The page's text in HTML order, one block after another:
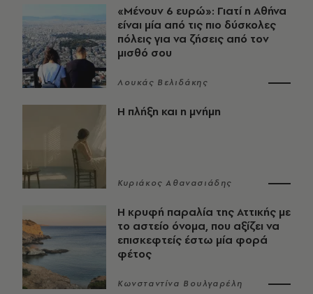
«Μένουν 6 ευρώ»: Γιατί η Αθήνα
είναι μία από τις πιο δύσκολες
πόλεις για να ζήσεις από τον
μισθό σου
Λουκάς Βελιδάκης
Η πλήξη και η μνήμη
Κυριάκος Αθανασιάδης
Η κρυφή παραλία της Αττικής με
το αστείο όνομα, που αξίζει να
επισκεφτείς έστω μία φορά
φέτος
Κωνσταντίνα Βουλγαρέλη